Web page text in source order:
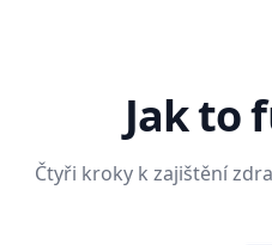
Jak to
Čtyři kroky k zajištění